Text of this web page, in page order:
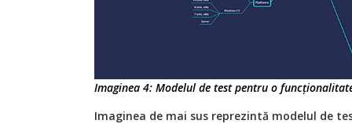
Imaginea 4: Modelul de test pentru o
Imaginea de mai sus reprezintă modelul de